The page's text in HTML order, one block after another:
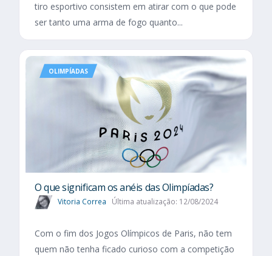
tiro esportivo consistem em atirar com o que pode
ser tanto uma arma de fogo quanto...
OLIMPÍADAS
O que significam os anéis das Olimpíadas?
Vitoria Correa Última atualização: 12/08/2024
Com o fim dos Jogos Olímpicos de Paris, não tem
quem não tenha ficado curioso com a competição